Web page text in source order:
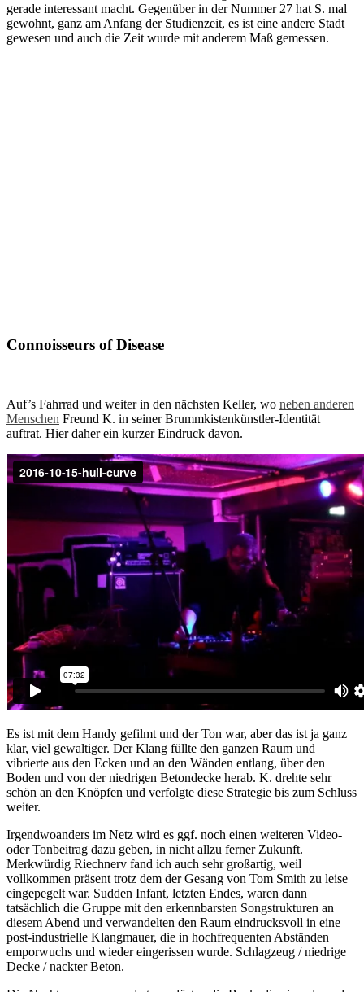
gerade interessant macht. Gegenüber in der Nummer 27 hat S. mal
gewohnt, ganz am Anfang der Studienzeit, es ist eine andere Stadt
gewesen und auch die Zeit wurde mit anderem Maß gemessen.
Connoisseurs of Disease
Auf’s Fahrrad und weiter in den nächsten Keller, wo neben anderen
Menschen Freund K. in seiner Brummkistenkünstler-Identität
auftrat. Hier daher ein kurzer Eindruck davon.
Es ist mit dem Handy gefilmt und der Ton war, aber das ist ja ganz
klar, viel gewaltiger. Der Klang füllte den ganzen Raum und
vibrierte aus den Ecken und an den Wänden entlang, über den
Boden und von der niedrigen Betondecke herab. K. drehte sehr
schön an den Knöpfen und verfolgte diese Strategie bis zum Schluss
weiter.
Irgendwoanders im Netz wird es ggf. noch einen weiteren Video-
oder Tonbeitrag dazu geben, in nicht allzu ferner Zukunft.
Merkwürdig Riechnerv fand ich auch sehr großartig, weil
vollkommen präsent trotz dem der Gesang von Tom Smith zu leise
eingepegelt war. Sudden Infant, letzten Endes, waren dann
tatsächlich die Gruppe mit den erkennbarsten Songstrukturen an
diesem Abend und verwandelten den Raum eindrucksvoll in eine
post-industrielle Klangmauer, die in hochfrequenten Abständen
emporwuchs und wieder eingerissen wurde. Schlagzeug / niedrige
Decke / nackter Beton.